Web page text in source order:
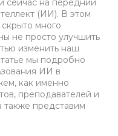
сейчас на передний
(ИИ). В этом
много
не просто улучшить
изменить наш
мы подробно
ИИ в
как именно
преподавателей и
также представим